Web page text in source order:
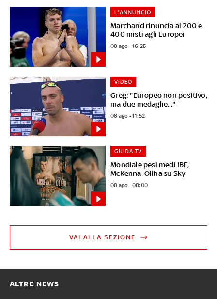
Marchand rinuncia ai 200 e
400 misti agli Europei
L'ANNUNCIO
08 ago - 16:25
Greg: "Europeo non positivo,
ma due medaglie..."
VIDEO
08 ago - 11:52
Mondiale pesi medi IBF,
McKenna-Oliha su Sky
GUIDA TV
08 ago - 08:00
VAI ALLA SEZIONE
ALTRE NEWS